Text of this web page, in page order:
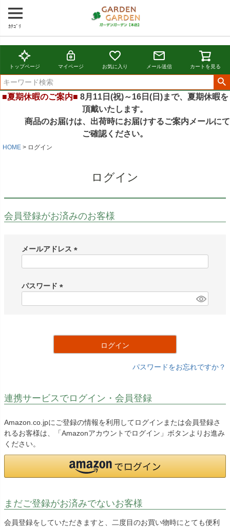
ｶﾃｺﾞﾘ
トップページ マイページ お気に入り メール送信 カートを見る
■夏期休暇のご案内■ 8月11日(祝)～16日(日)まで、夏期休暇を
頂戴いたします。
商品のお届けは、出荷時にお届けするご案内メールにて
ご確認ください。
HOME ログイン
ログイン
会員登録がお済みのお客様
メールアドレス
)
パスワード
ログイン
パスワードをお忘れですか？
連携サービスでログイン・会員登録
Amazon.co.jpにご登録の情報を利用してログインまたは会員登録さ
れるお客様は、「Amazonアカウントでログイン」ボタンよりお進み
ください。
まだご登録がお済みでないお客様
会員登録をしていただきますと、二度目のお買い物時にとても便利